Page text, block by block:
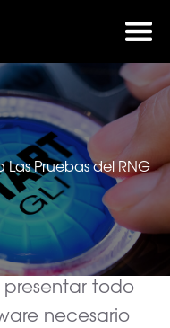
Pruebas del RNG
todo
necesario